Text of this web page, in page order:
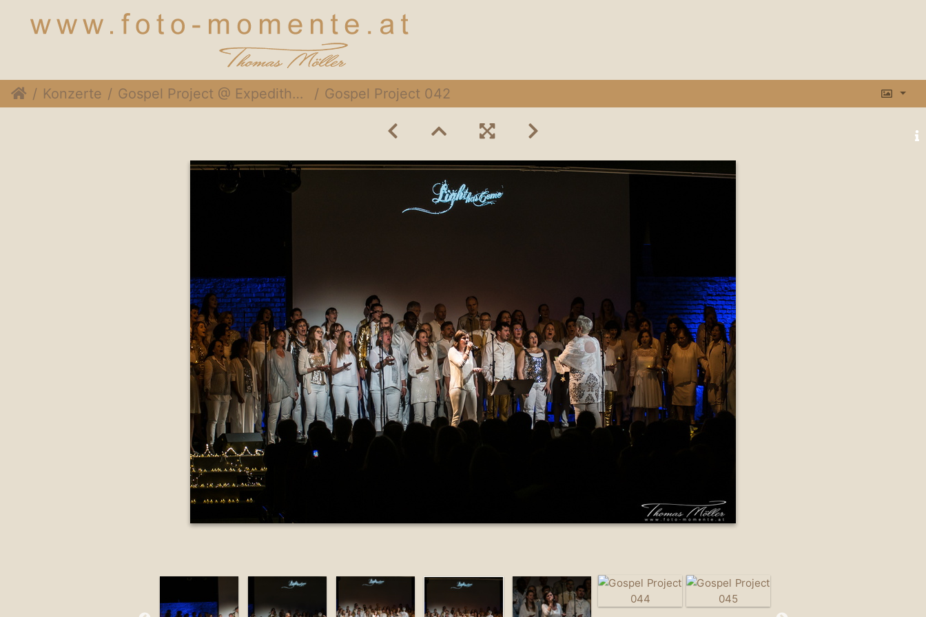
Konzerte Gospel Project @ Expedithalle, 1. Dezember 2018 Gospel Project 042